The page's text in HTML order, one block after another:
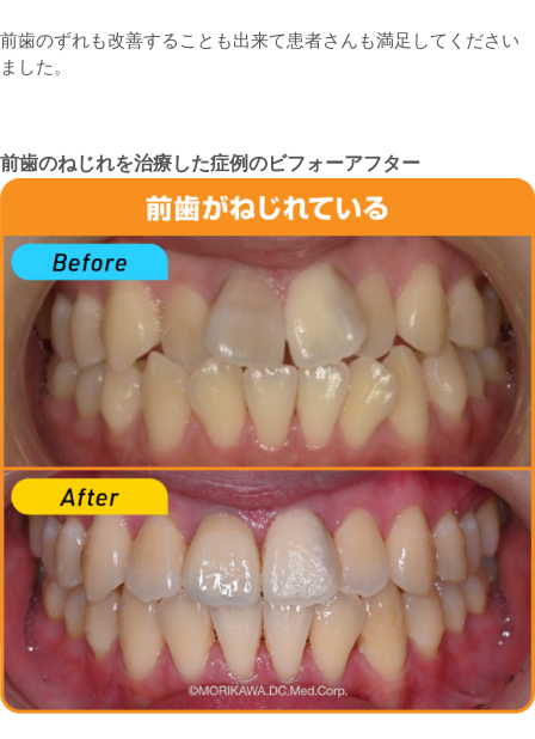
前歯のずれも改善することも出来て患者さんも満足してください
ました。
前歯のねじれを治療した症例のビフォーアフター